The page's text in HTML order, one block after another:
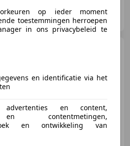
€ 6.990
op ieder moment
toestemmingen herroepen
in ons privacybeleid te
en identificatie via het
advertenties en content,
contentmetingen,
en ontwikkeling van